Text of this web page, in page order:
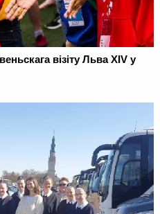
візіту Льва XIV у